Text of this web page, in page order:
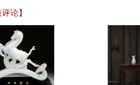
评论】